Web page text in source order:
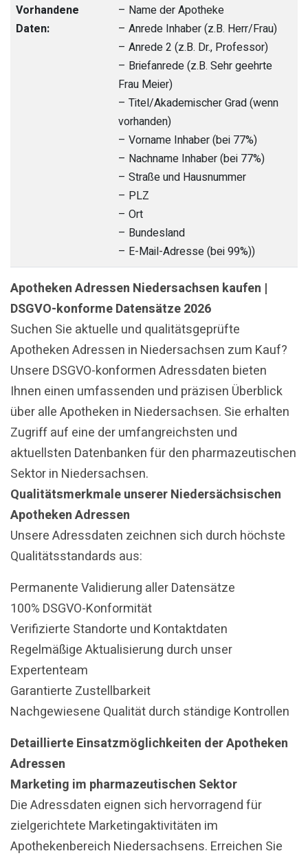
Vorhandene
Daten:
– Name der Apotheke
– Anrede Inhaber (z.B. Herr/Frau)
– Anrede 2 (z.B. Dr., Professor)
– Briefanrede (z.B. Sehr geehrte
Frau Meier)
– Titel/Akademischer Grad (wenn
vorhanden)
– Vorname Inhaber (bei 77%)
– Nachname Inhaber (bei 77%)
– Straße und Hausnummer
– PLZ
– Ort
– Bundesland
– E-Mail-Adresse (bei 99%))
Apotheken Adressen Niedersachsen kaufen |
DSGVO-konforme Datensätze 2026
Suchen Sie aktuelle und qualitätsgeprüfte
Apotheken Adressen in Niedersachsen zum Kauf?
Unsere DSGVO-konformen Adressdaten bieten
Ihnen einen umfassenden und präzisen Überblick
über alle Apotheken in Niedersachsen. Sie erhalten
Zugriff auf eine der umfangreichsten und
aktuellsten Datenbanken für den pharmazeutischen
Sektor in Niedersachsen.
Qualitätsmerkmale unserer Niedersächsischen
Apotheken Adressen
Unsere Adressdaten zeichnen sich durch höchste
Qualitätsstandards aus:
Permanente Validierung aller Datensätze
100% DSGVO-Konformität
Verifizierte Standorte und Kontaktdaten
Regelmäßige Aktualisierung durch unser
Expertenteam
Garantierte Zustellbarkeit
Nachgewiesene Qualität durch ständige Kontrollen
Detaillierte Einsatzmöglichkeiten der Apotheken
Adressen
Marketing im pharmazeutischen Sektor
Die Adressdaten eignen sich hervorragend für
zielgerichtete Marketingaktivitäten im
Apothekenbereich Niedersachsens. Erreichen Sie